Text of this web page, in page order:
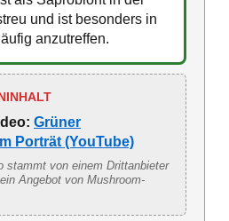
und ist besonders in
anzutreffen.
Grüner
Porträt (YouTube)
stammt von einem Drittanbieter
Angebot von Mushroom-